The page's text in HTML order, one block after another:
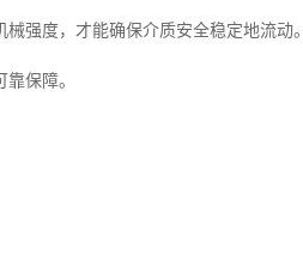
强度，才能确保介质安全稳定地流动。
保障。